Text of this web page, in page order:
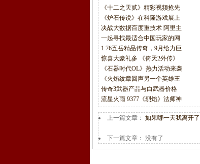
《十二之天贰》精彩视频抢先
《炉石传说》在科隆游戏展上
决战大数据百度重技术 阿里主
一起寻找最适合中国玩家的网
1.76五岳精品传奇，9月给力巨
惊喜大豪礼多 《倚天2外传》
《石器时代OL》热力活动来袭
《火焰纹章回声另一个英雄王
传奇3武器产品与白武器价格
流星火雨 9377《烈焰》法师神
上一篇文章： 如果哪一天我离开
下一篇文章： 没有了